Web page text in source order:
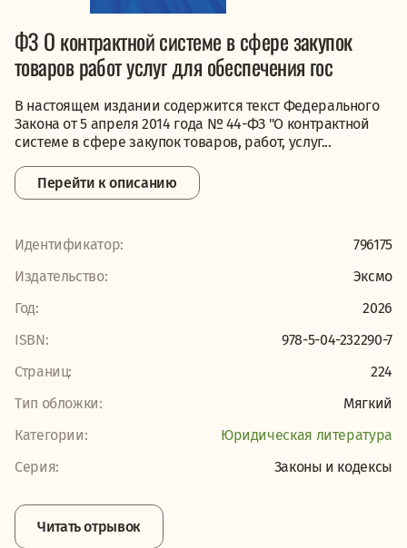
ФЗ О контрактной системе в сфере закупок
товаров работ услуг для обеспечения гос
В настоящем издании содержится текст Федерального
Закона от 5 апреля 2014 года № 44-ФЗ "О контрактной
системе в сфере закупок товаров, работ, услуг...
Перейти к описанию
Идентификатор:
796175
Издательство:
Эксмо
Год:
2026
ISBN:
978-5-04-232290-7
Страниц:
224
Тип обложки:
Мягкий
Категории:
Юридическая литература
Серия:
Законы и кодексы
Читать отрывок